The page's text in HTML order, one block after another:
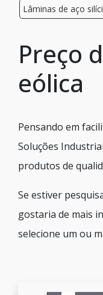
Lâminas de aço
Preço
eólica
Pensando em
Soluções
produtos de
Se estiver
gostaria de mais
selecione um ou